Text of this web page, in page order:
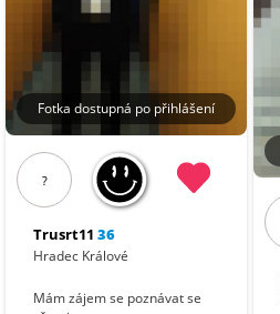
Fotka dostupná po přihlášení
?
Trusrt11 36
Hradec Králové
Mám zájem se poznávat se